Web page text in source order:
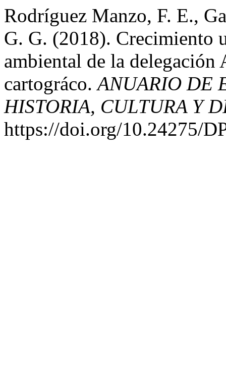
Rodríguez Manzo, F. E.,
G. G. (2018). Crecimiento
ambiental de la
cartográco.ANUARIO DE
HISTORIA, CULTURA Y
https://doi.org/10.24275/